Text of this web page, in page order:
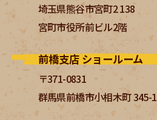
埼玉県熊谷市宮町2 138
宮町市役所前ビル2階
前橋支店 ショールーム
〒371-0831
群馬県前橋市小相木町 345-1